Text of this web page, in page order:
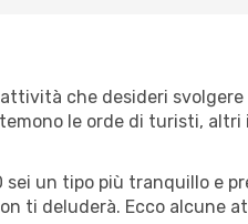
che desideri
le orde di turisti,
un tipo più tranquillo e
ti deluderà. Ecco alcune